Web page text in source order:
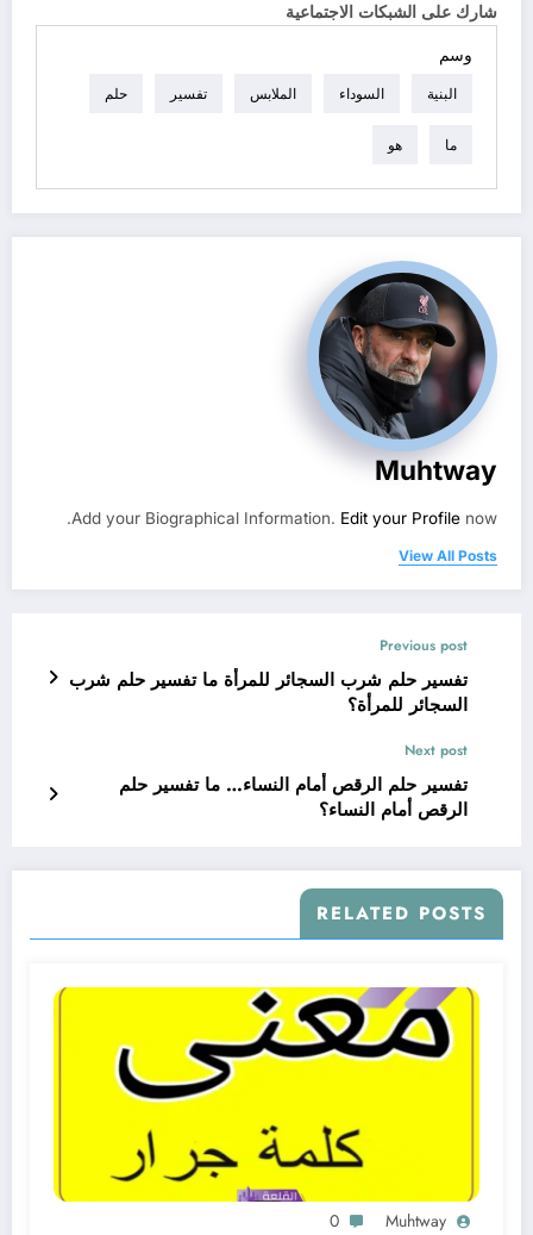
شارك على الشبكات الاجتماعية
وسم
البنية السوداء الملابس تفسير حلم
ما هو
Muhtway
Add your Biographical Information. Edit your Profile now.
View All Posts
Previous post
تفسير حلم شرب السجائر للمرأة ما تفسير حلم شرب
السجائر للمرأة؟
Next post
تفسير حلم الرقص أمام النساء… ما تفسير حلم
الرقص أمام النساء؟
RELATED POSTS
Muhtway
0